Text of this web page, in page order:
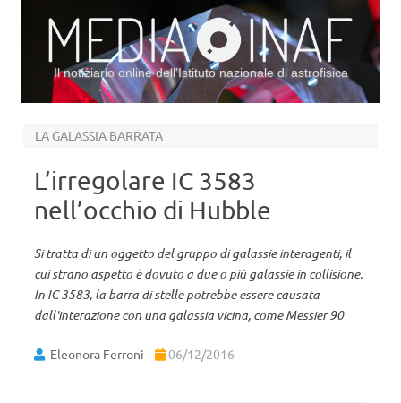
Il notiziario online dell’Istituto nazionale di astrofisica
LA GALASSIA BARRATA
L’irregolare IC 3583
nell’occhio di Hubble
Si tratta di un oggetto del gruppo di galassie interagenti, il
cui strano aspetto è dovuto a due o più galassie in collisione.
In IC 3583, la barra di stelle potrebbe essere causata
dall'interazione con una galassia vicina, come Messier 90
Eleonora Ferroni 06/12/2016